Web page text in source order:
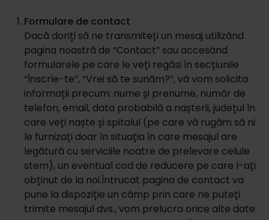
Formulare de contact
Dacă doriți să ne transmiteți un mesaj utilizând
pagina noastră de “Contact” sau accesând
formularele pe care le veți regăsi în secțiunile
“Înscrie-te”, “Vrei să te sunăm?”, vă vom solicita
informații precum: nume și prenume, număr de
telefon, email, data probabilă a nașterii, județul în
care veți naște și spitalul (pe care vă rugăm să ni
le furnizați doar în situația în care mesajul are
legătură cu serviciile noatre de prelevare celule
stem), un eventual cod de reducere pe care l-ați
obținut de la noi.Întrucat pagina de contact va
pune la dispoziție un câmp prin care ne puteți
trimite mesajul dvs., vom prelucra orice alte date